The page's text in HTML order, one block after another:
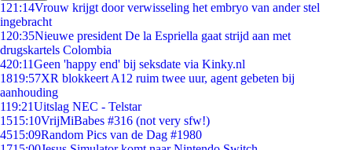
1 21:14Vrouw krijgt door verwisseling het embryo van ander stel
ingebracht
1 20:35Nieuwe president De la Espriella gaat strijd aan met
drugskartels Colombia
420:11Geen 'happy end' bij seksdate via Kinky.nl
1819:57XR blokkeert A12 ruim twee uur, agent gebeten bij
aanhouding
119:21Uitslag NEC - Telstar
1515:10VrijMiBabes #316 (not very sfw!)
4515:09Random Pics van de Dag #1980